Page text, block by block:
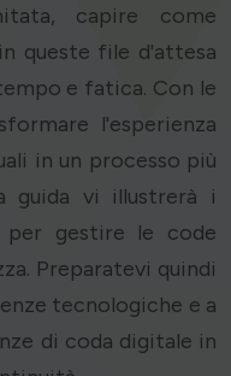
capire come
queste file d'attesa
e fatica. Con le
l'esperienza
in un processo più
guida vi illustrerà i
gestire le code
Preparatevi quindi
tecnologiche e a
di coda digitale in